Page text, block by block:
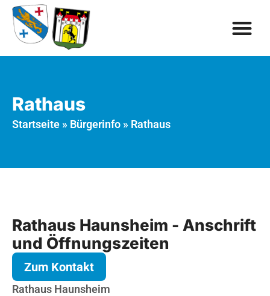
Rathaus
Startseite » Bürgerinfo » Rathaus
Rathaus Haunsheim - Anschrift
und Öffnungszeiten
Zum Kontakt
Rathaus Haunsheim